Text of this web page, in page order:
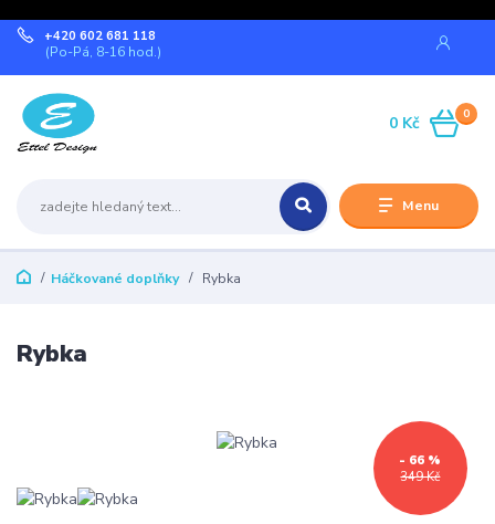
Menu
+420 602 681 118
(Po-Pá, 8-16 hod.)
0
0 Kč
Háčkované doplňky Rybka
Rybka
349 Kč
- 66 %